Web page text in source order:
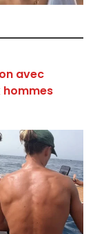
avec
hommes